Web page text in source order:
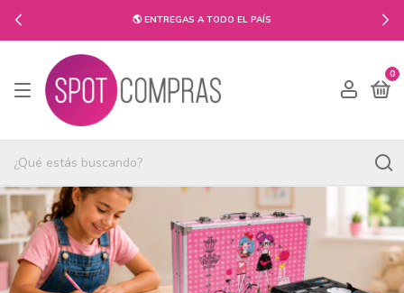
🌎 ENTREGAS A TODO EL PAÍS
0